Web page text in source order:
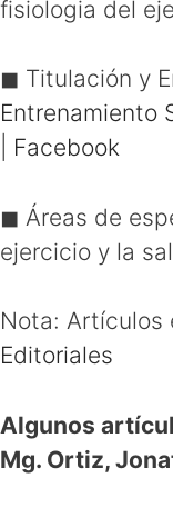
fisiologia del
◼ Titulación y
Entrenamiento
Facebook
◼ Áreas de
ejercicio y la
Nota: Artículos
Editoriales
Algunos
Mg. Ortiz,